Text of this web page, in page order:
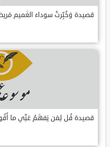
قصيدة وَخُبِّرتُ سوداءَ الغَميم
قصيدة قُل لِمَن يَفهَمُ عَنِّي ما